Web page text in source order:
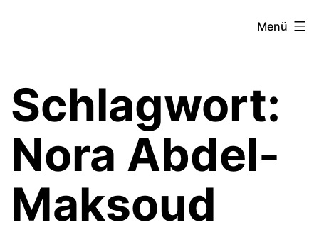
Menü
Schlagwort:
Nora Abdel-
Maksoud